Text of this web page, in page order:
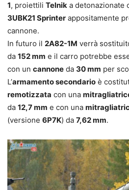
1, proiettili Telnik a detonazionate
3UBK21 Sprinter appositamente
cannone.
In futuro il 2A82-1M verrà
da 152 mm e il carro potrebbe
con un cannone da 30 mm per
L’armamento secondario è
remotizzata con una
da 12,7 mm e con una
(versione 6P7K) da 7,62 mm.